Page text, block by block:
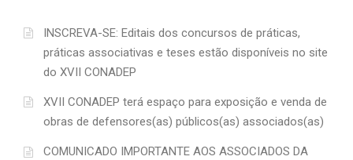
INSCREVA-SE: Editais dos concursos de práticas,
práticas associativas e teses estão disponíveis no site
do XVII CONADEP
XVII CONADEP terá espaço para exposição e venda de
obras de defensores(as) públicos(as) associados(as)
COMUNICADO IMPORTANTE AOS ASSOCIADOS DA